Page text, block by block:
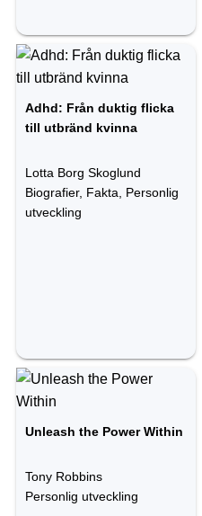
Adhd: Från duktig flicka
till utbränd kvinna
Lotta Borg Skoglund
Biografier, Fakta, Personlig
utveckling
Unleash the Power Within
Tony Robbins
Personlig utveckling